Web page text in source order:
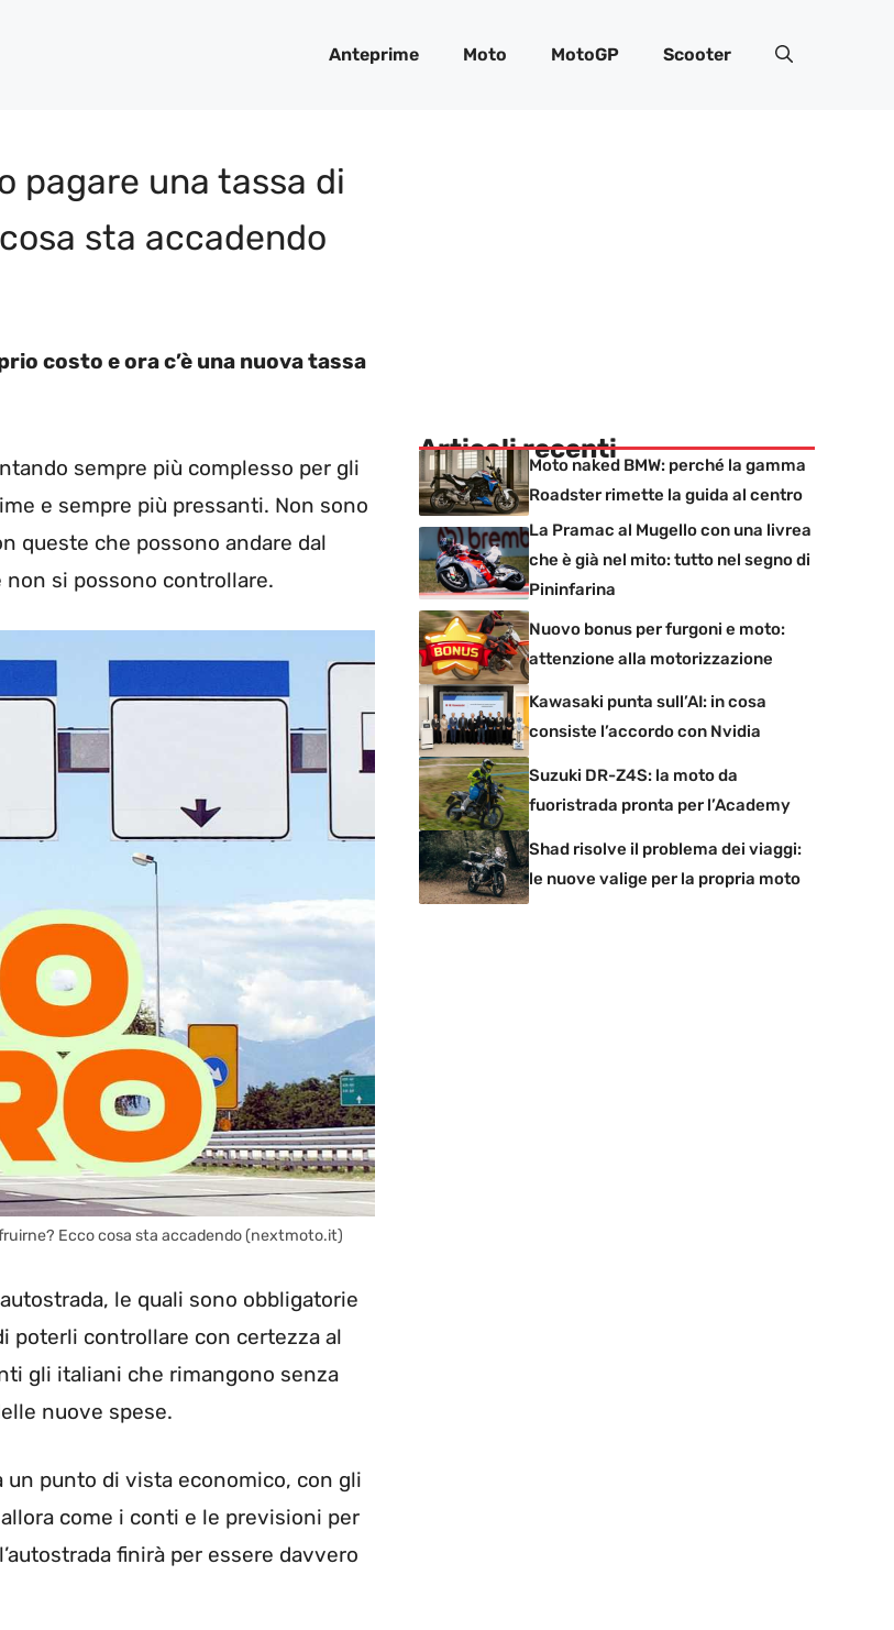
Anteprime Moto MotoGP Scooter
pagare una tassa di
sta accadendo
costo e ora c’è una nuova tassa
sempre più complesso per gli
e sempre più pressanti. Non sono
queste che possono andare dal
non si possono controllare.
Ecco cosa sta accadendo (nextmoto.it)
le quali sono obbligatorie
poterli controllare con certezza al
gli italiani che rimangono senza
nuove spese.
un punto di vista economico, con gli
come i conti e le previsioni per
finirà per essere davvero
Articoli recenti
Moto naked BMW: perché la gamma
Roadster rimette la guida al centro
La Pramac al Mugello con una livrea
che è già nel mito: tutto nel segno di
Pininfarina
Nuovo bonus per furgoni e moto:
attenzione alla motorizzazione
Kawasaki punta sull’AI: in cosa
consiste l’accordo con Nvidia
Suzuki DR-Z4S: la moto da
fuoristrada pronta per l’Academy
Shad risolve il problema dei viaggi:
le nuove valige per la propria moto